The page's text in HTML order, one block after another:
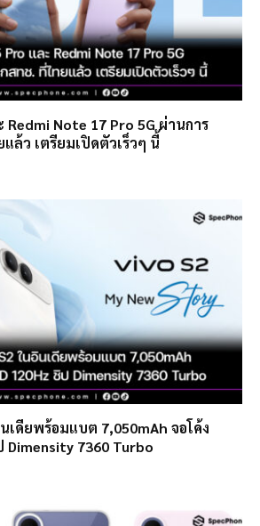
Redmi Note 17 Pro 5G ผ่านการ
ล้ว เตรียมเปิดตัวเร็วๆ นี้
เดียพร้อมแบต 7,050mAh จอโค้ง
Dimensity 7360 Turbo